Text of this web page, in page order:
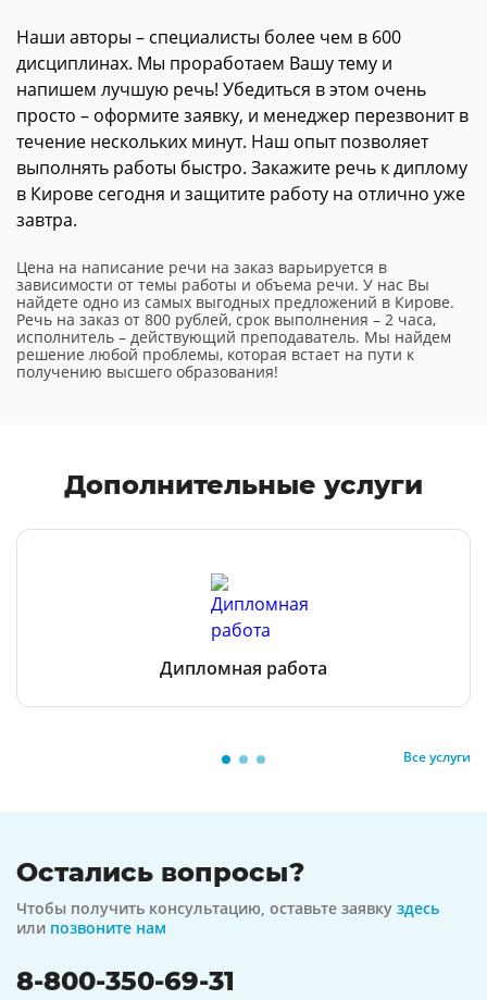
Наши авторы – специалисты более чем в 600
дисциплинах. Мы проработаем Вашу тему и
напишем лучшую речь! Убедиться в этом очень
просто – оформите заявку, и менеджер перезвонит в
течение нескольких минут. Наш опыт позволяет
выполнять работы быстро. Закажите речь к диплому
в Кирове сегодня и защитите работу на отлично уже
завтра.
Цена на написание речи на заказ варьируется в
зависимости от темы работы и объема речи. У нас Вы
найдете одно из самых выгодных предложений в Кирове.
Речь на заказ от 800 рублей, срок выполнения – 2 часа,
исполнитель – действующий преподаватель. Мы найдем
решение любой проблемы, которая встает на пути к
получению высшего образования!
Дополнительные услуги
Дипломная работа
Все услуги
Остались вопросы?
Чтобы получить консультацию, оставьте заявку здесь
или позвоните нам
8-800-350-69-31